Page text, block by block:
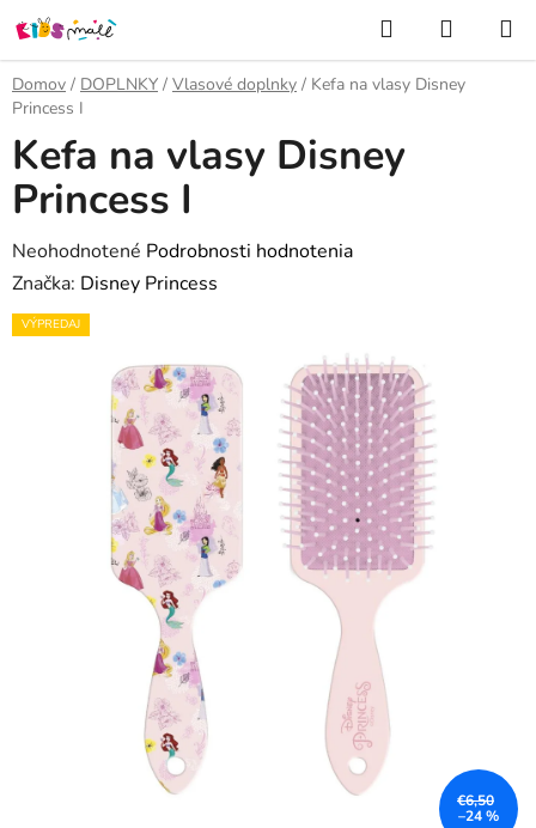
Prejsť
na
obsah
Hľadať
KOŠÍK
Domov / DOPLNKY / Vlasové doplnky / Kefa na vlasy Disney
Princess I
Kefa na vlasy Disney
Princess I
Priemerné
hodnotenie
produktu
Neohodnotené Podrobnosti hodnotenia
Značka: Disney Princess
VÝPREDAJ
€6,50
–24 %